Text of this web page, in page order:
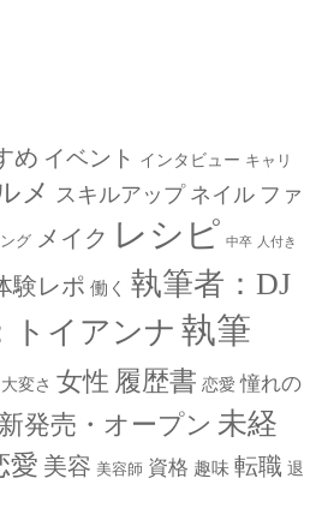
め イベント インタビュー キャリ
メ スキルアップ ネイル ファ
グ メイク レシピ 中卒 人付き
験レポ 働く 執筆者：DJ
トイアンナ 執筆
大変さ 女性 履歴書 恋愛 憧れの
新発売・オープン 未経
愛 美容 美容師 資格 趣味 転職 退